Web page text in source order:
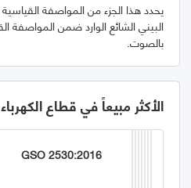
بالصوت.
الأكثر مبيعاً في قطاع الكهرباء
GSO 2530:2016